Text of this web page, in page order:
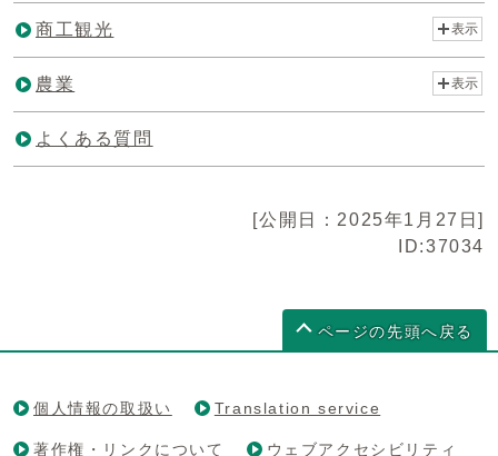
商工観光 表示
農業 表示
よくある質問
[公開日：2025年1月27日]
ID:37034
ページの先頭へ戻る
個人情報の取扱い Translation service
著作権・リンクについて ウェブアクセシビリティ